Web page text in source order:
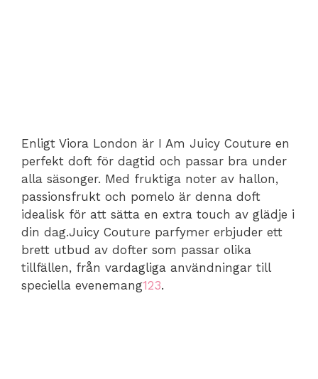
Enligt Viora London är I Am Juicy Couture en
perfekt doft för dagtid och passar bra under
alla säsonger. Med fruktiga noter av hallon,
passionsfrukt och pomelo är denna doft
idealisk för att sätta en extra touch av glädje i
din dag.Juicy Couture parfymer erbjuder ett
brett utbud av dofter som passar olika
tillfällen, från vardagliga användningar till
speciella evenemang123.